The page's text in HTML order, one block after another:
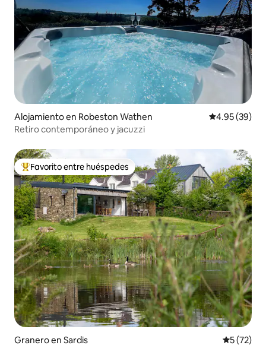
Alojamiento en Robeston Wathen Calificación
4.95 (39)
Retiro contemporáneo y jacuzzi
Favorito entre huéspedes preferido
Favorito entre huéspedes
Granero en Sardis
5 (72)